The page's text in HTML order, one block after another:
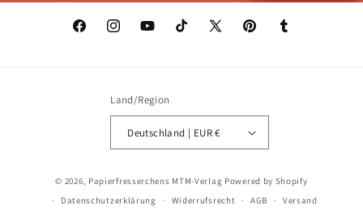
FacebookInstagramYouTubeTikTok
X
PinterestTumblr
Land/Region
Deutschland | EUR €
© 2026, Papierfresserchens MTM-Verlag Powered by Shopify
Datenschutzerklärung
Widerrufsrecht AGB Versand